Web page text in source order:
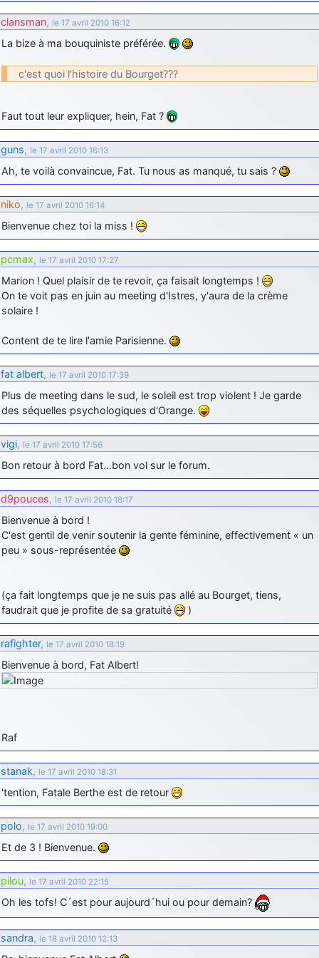
d9pouces: cette fois, c'est le Brésil et Singapour qui mettent le site
par terre
jericho : Ah ben je peux te confirmer que j'étais resté dans le filtre…
clansman, le 17 avril 2010 16:12
La bize à ma bouquiniste préférée.
c'est quoi l'histoire du Bourget???
Faut tout leur expliquer, hein, Fat ?
guns, le 17 avril 2010 16:13
Ah, te voilà convaincue, Fat. Tu nous as manqué, tu sais ?
niko, le 17 avril 2010 16:14
Bienvenue chez toi la miss !
pcmax, le 17 avril 2010 17:27
Marion ! Quel plaisir de te revoir, ça faisait longtemps !
On te voit pas en juin au meeting d'Istres, y'aura de la crème
solaire !
Content de te lire l'amie Parisienne.
fat albert, le 17 avril 2010 17:39
Plus de meeting dans le sud, le soleil est trop violent ! Je garde
des séquelles psychologiques d'Orange.
vigi, le 17 avril 2010 17:56
Bon retour à bord Fat…bon vol sur le forum.
d9pouces, le 17 avril 2010 18:17
Bienvenue à bord !
C'est gentil de venir soutenir la gente féminine, effectivement « un
peu » sous-représentée
(ça fait longtemps que je ne suis pas allé au Bourget, tiens,
faudrait que je profite de sa gratuité
)
rafighter, le 17 avril 2010 18:19
Bienvenue à bord, Fat Albert!
Raf
stanak, le 17 avril 2010 18:31
'tention, Fatale Berthe est de retour
polo, le 17 avril 2010 19:00
Et de 3 ! Bienvenue.
pilou, le 17 avril 2010 22:15
Oh les tofs! C´est pour aujourd´hui ou pour demain?
sandra, le 18 avril 2010 12:13